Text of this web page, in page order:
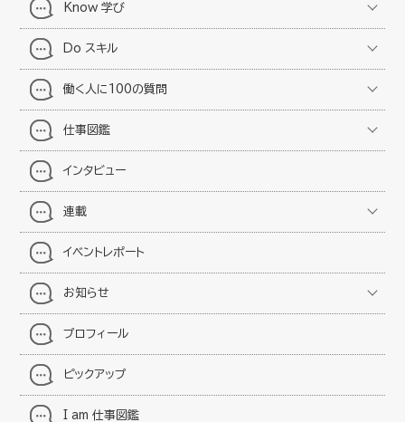
Know 学び
Do スキル
働く人に100の質問
仕事図鑑
インタビュー
連載
イベントレポート
お知らせ
プロフィール
ピックアップ
I am 仕事図鑑